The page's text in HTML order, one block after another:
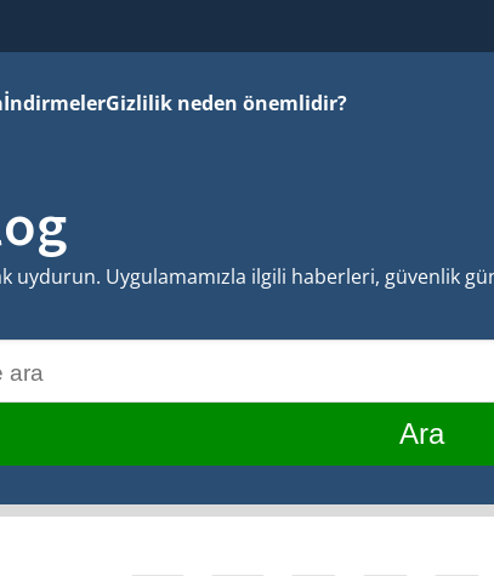
İndirmelerGizlilik neden önemlidir?
uydurun. Uygulamamızla ilgili haberleri, güvenlik
Ara